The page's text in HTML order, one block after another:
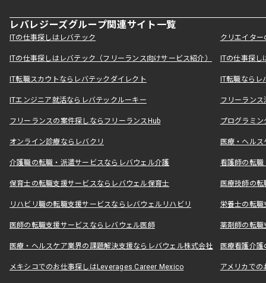
レバレジーズグループ関連サイト一覧
ITの仕事探しはレバテック クリエイタ
ITの仕事探しはレバテック（フリーランス向けサービス紹介） ITの仕事探
IT転職スカウトならレバテックダイレクト IT転職なら
ITエンジニア就活ならレバテックルーキー フリーラン
フリーランスの案件探しならフリーランスHub プログラミ
オンライン診療ならレバクリ 医療・ヘル
介護職の転職・派遣サービスならレバウェル介護 看護師の転
保育士の転職支援サービスならレバウェル保育士 医療技師の
リハビリ職の転職支援サービスならレバウェルリハビリ 栄養士の転
医師の転職支援サービスならレバウェル医師 薬剤師の転
医療・ヘルスケア業界の課題解決支援ならレバウェル株式会社 医療看護介
メキシコでのお仕事探しはLeverages Career Mexico アメリカで